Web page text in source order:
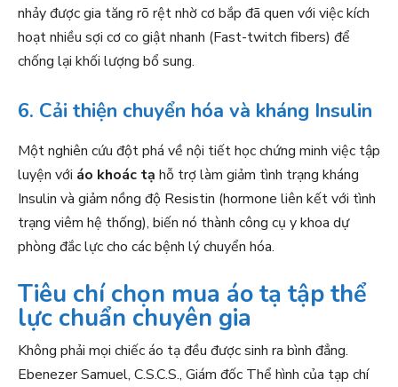
nhảy được gia tăng rõ rệt nhờ cơ bắp đã quen với việc kích
hoạt nhiều sợi cơ co giật nhanh (Fast-twitch fibers) để
chống lại khối lượng bổ sung.
6. Cải thiện chuyển hóa và kháng Insulin
Một nghiên cứu đột phá về nội tiết học chứng minh việc tập
luyện với áo khoác tạ hỗ trợ làm giảm tình trạng kháng
Insulin và giảm nồng độ Resistin (hormone liên kết với tình
trạng viêm hệ thống), biến nó thành công cụ y khoa dự
phòng đắc lực cho các bệnh lý chuyển hóa.
Tiêu chí chọn mua áo tạ tập thể
lực chuẩn chuyên gia
Không phải mọi chiếc áo tạ đều được sinh ra bình đẳng.
Ebenezer Samuel, C.S.C.S., Giám đốc Thể hình của tạp chí